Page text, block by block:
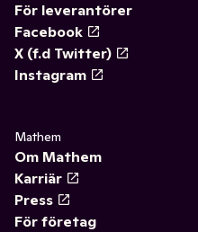
För leverantörer
Facebook
X (f.d Twitter)
Instagram
Mathem
Om Mathem
Karriär
Press
För företag